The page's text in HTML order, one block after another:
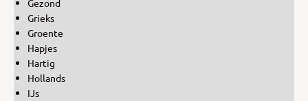
Gezond
Grieks
Groente
Hapjes
Hartig
Hollands
IJs